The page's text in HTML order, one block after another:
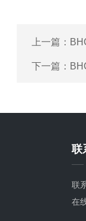
上一篇：
下一篇：
联
联
在